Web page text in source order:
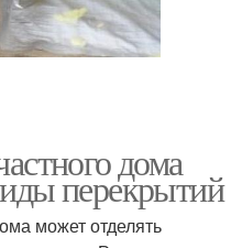
дома
перекрытий
может отделять